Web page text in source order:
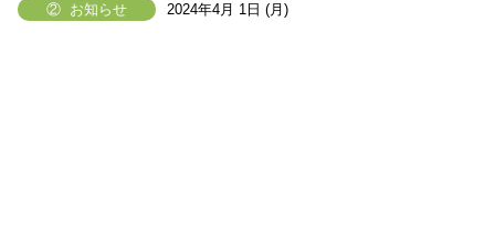
2024年4月 1日 (月)
② お知らせ